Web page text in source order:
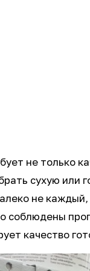
не только
сухую или
не
соблюдены
качество